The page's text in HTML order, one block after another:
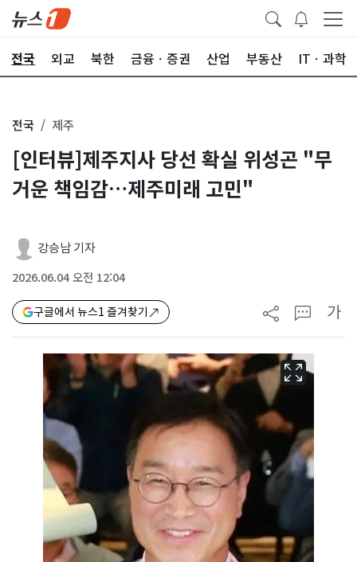
전국 외교 북한 금융ㆍ증권 산업 부동산 ITㆍ과학
전국 제주
[인터뷰]제주지사 당선 확실 위성곤 "무
거운 책임감…제주미래 고민"
강승남 기자
2026.06.04 오전 12:04
구글에서 뉴스1 즐겨찾기 가